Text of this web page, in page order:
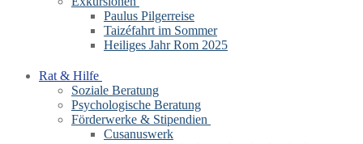
Paulus Pilgerreise
Taizéfahrt im Sommer
Heiliges Jahr Rom 2025
Rat & Hilfe
Soziale Beratung
Psychologische Beratung
Förderwerke & Stipendien
Cusanuswerk